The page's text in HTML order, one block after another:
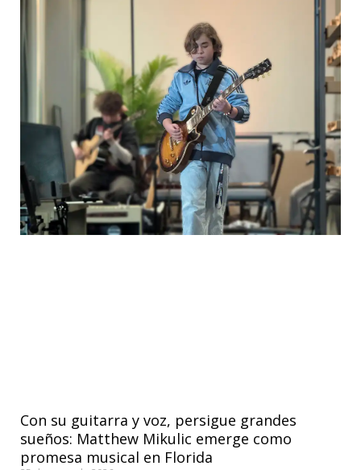
Con su guitarra y voz, persigue grandes
sueños: Matthew Mikulic emerge como
promesa musical en Florida